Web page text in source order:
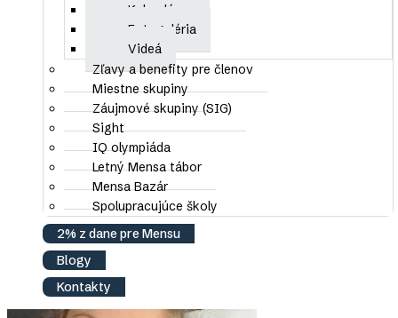
Kalendár
Fotogaléria
Videá
Zľavy a benefity pre členov
Miestne skupiny
Záujmové skupiny (SIG)
Sight
IQ olympiáda
Letný Mensa tábor
Mensa Bazár
Spolupracujúce školy
2% z dane pre Mensu
Blogy
Kontakty
Dobiašová
Dobiašová
Dobríková